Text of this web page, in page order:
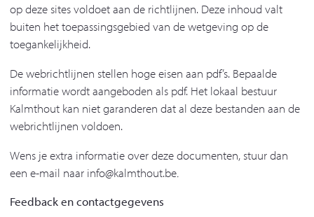
op deze sites voldoet aan de richtlijnen. Deze inhoud valt
buiten het toepassingsgebied van de wetgeving op de
toegankelijkheid.
De webrichtlijnen stellen hoge eisen aan pdf’s. Bepaalde
informatie wordt aangeboden als pdf. Het lokaal bestuur
Kalmthout kan niet garanderen dat al deze bestanden aan de
webrichtlijnen voldoen.
Wens je extra informatie over deze documenten, stuur dan
een e-mail naar info@kalmthout.be.
Feedback en contactgegevens